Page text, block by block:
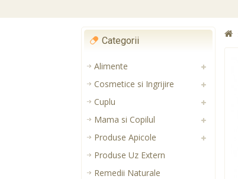
Categorii
Alimente
Cosmetice si Ingrijire
Cuplu
Mama si Copilul
Produse Apicole
Produse Uz Extern
Remedii Naturale